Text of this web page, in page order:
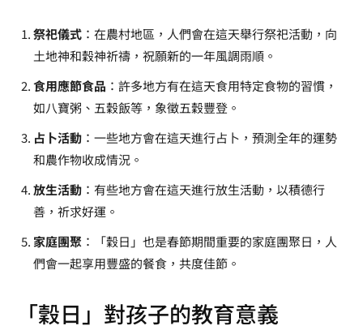
祭祀儀式 ：在農村地區，人們會在這天舉行祭祀活動，向
土地神和穀神祈禱，祝願新的一年風調雨順。
食用應節食品 ：許多地方有在這天食用特定食物的習慣，
如八寶粥、五穀飯等，象徵五穀豐登。
占卜活動 ：一些地方會在這天進行占卜，預測全年的運勢
和農作物收成情況。
放生活動 ：有些地方會在這天進行放生活動，以積德行
善，祈求好運。
家庭團聚 ：「穀日」也是春節期間重要的家庭團聚日，人
們會一起享用豐盛的餐食，共度佳節。
「穀日」對孩子的教育意義